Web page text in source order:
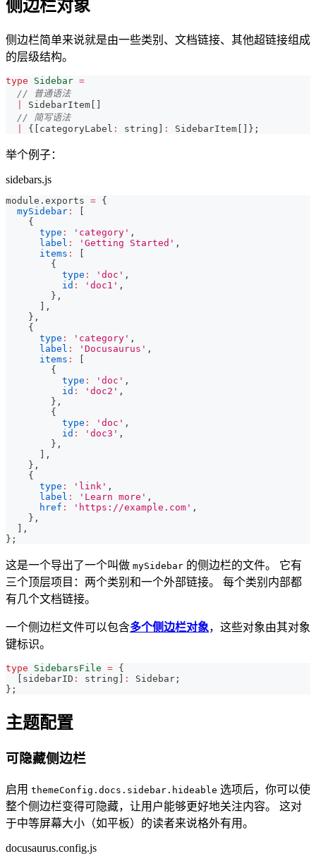
侧边栏对象
侧边栏简单来说就是由一些类别、文档链接、其他超链接组成
的层级结构。
type Sidebar =
// 普通语法
SidebarItem
// 简写语法
{ categoryLabel : string : SidebarItem } ;
举个例子：
sidebars.js
module . exports = {
mySidebar :
{
type : 'category' ,
label : 'Getting Started' ,
items :
{
type : 'doc' ,
id : 'doc1' ,
} ,
,
} ,
{
type : 'category' ,
label : 'Docusaurus' ,
items :
{
type : 'doc' ,
id : 'doc2' ,
} ,
{
type : 'doc' ,
id : 'doc3' ,
} ,
,
} ,
{
type : 'link' ,
label : 'Learn more' ,
href : 'https://example.com' ,
} ,
,
} ;
这是一个导出了一个叫做 mySidebar 的侧边栏的文件。 它有
三个顶层项目：两个类别和一个外部链接。 每个类别内部都
有几个文档链接。
一个侧边栏文件可以包含多个侧边栏对象，这些对象由其对象
键标识。
type SidebarsFile = {
sidebarID : string : Sidebar ;
} ;
主题配置
可隐藏侧边栏
启用 themeConfig.docs.sidebar.hideable 选项后，你可以使
整个侧边栏变得可隐藏，让用户能够更好地关注内容。 这对
于中等屏幕大小（如平板）的读者来说格外有用。
docusaurus.config.js